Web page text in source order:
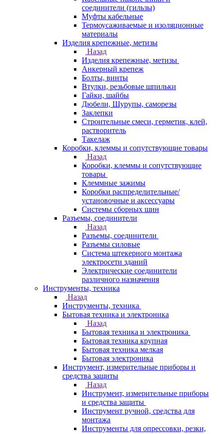
соединители (гильзы)
Муфты кабельные
Термоусаживаемые и изоляционные
материалы
Изделия крепежные, метизы
Назад
Изделия крепежные, метизы
Анкерный крепеж
Болты, винты
Втулки, резьбовые шпильки
Гайки, шайбы
Дюбели, Шурупы, саморезы
Заклепки
Строительные смеси, герметик, клей,
растворитель
Такелаж
Коробки, клеммы и сопутствующие товары
Назад
Коробки, клеммы и сопутствующие
товары
Клеммные зажимы
Коробки распределительные/
установочные и аксессуары
Системы сборных шин
Разъемы, соединители
Назад
Разъемы, соединители
Разъемы силовые
Система штекерного монтажа
электросети зданий
Электрические соединители
различного назначения
Инструменты, техника
Назад
Инструменты, техника
Бытовая техника и электроника
Назад
Бытовая техника и электроника
Бытовая техника крупная
Бытовая техника мелкая
Бытовая электроника
Инструмент, измерительные приборы и
средства защиты
Назад
Инструмент, измерительные приборы
и средства защиты
Инструмент ручной, средства для
монтажа
Инструменты для опрессовки, резки,